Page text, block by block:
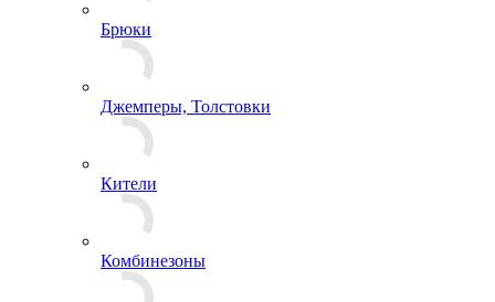
Брюки
Джемперы, Толстовки
Кители